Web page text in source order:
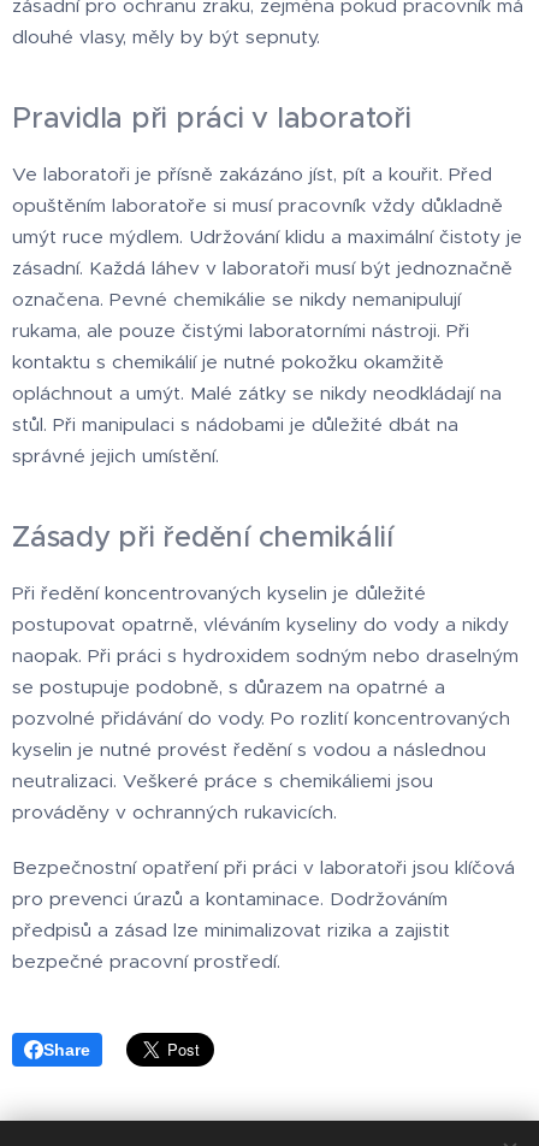
zásadní pro ochranu zraku, zejména pokud pracovník má
dlouhé vlasy, měly by být sepnuty.
Pravidla při práci v laboratoři
Ve laboratoři je přísně zakázáno jíst, pít a kouřit. Před
opuštěním laboratoře si musí pracovník vždy důkladně
umýt ruce mýdlem. Udržování klidu a maximální čistoty je
zásadní. Každá láhev v laboratoři musí být jednoznačně
označena. Pevné chemikálie se nikdy nemanipulují
rukama, ale pouze čistými laboratorními nástroji. Při
kontaktu s chemikálií je nutné pokožku okamžitě
opláchnout a umýt. Malé zátky se nikdy neodkládají na
stůl. Při manipulaci s nádobami je důležité dbát na
správné jejich umístění.
Zásady při ředění chemikálií
Při ředění koncentrovaných kyselin je důležité
postupovat opatrně, vléváním kyseliny do vody a nikdy
naopak. Při práci s hydroxidem sodným nebo draselným
se postupuje podobně, s důrazem na opatrné a
pozvolné přidávání do vody. Po rozlití koncentrovaných
kyselin je nutné provést ředění s vodou a následnou
neutralizaci. Veškeré práce s chemikáliemi jsou
prováděny v ochranných rukavicích.
Bezpečnostní opatření při práci v laboratoři jsou klíčová
pro prevenci úrazů a kontaminace. Dodržováním
předpisů a zásad lze minimalizovat rizika a zajistit
bezpečné pracovní prostředí.
Share